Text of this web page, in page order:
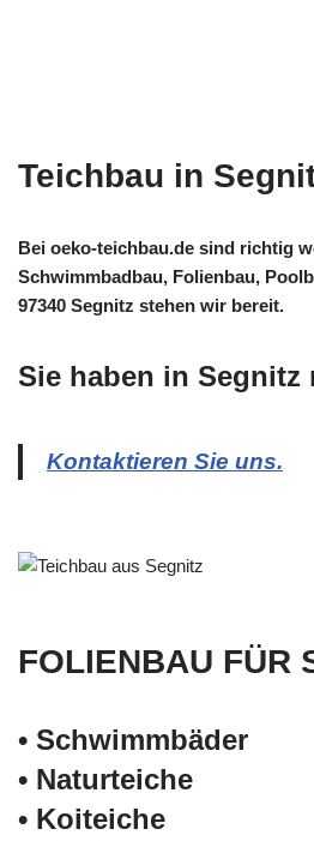
Teichbau in
Bei oeko-teichbau.de sind richtig
Schwimmbadbau, Folienbau,
97340 Segnitz stehen wir bereit.
Sie haben in
Kontaktieren Sie uns.
FOLIENBAU FÜR
• Schwimm­bäder
• Naturteiche
• Koiteiche